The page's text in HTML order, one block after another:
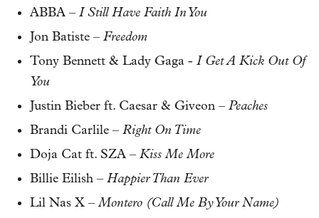
ABBA – I Still Have Faith In You
Jon Batiste – Freedom
Tony Bennett & Lady Gaga - I Get A Kick Out Of
You
Justin Bieber ft. Caesar & Giveon – Peaches
Brandi Carlile – Right On Time
Doja Cat ft. SZA – Kiss Me More
Billie Eilish – Happier Than Ever
Lil Nas X –Montero (Call Me By Your Name)